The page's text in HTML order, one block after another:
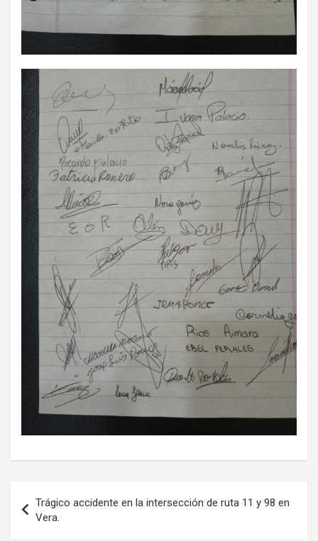
de
Trágico accidente en la intersección de ruta 11 y 98 en
Vera.